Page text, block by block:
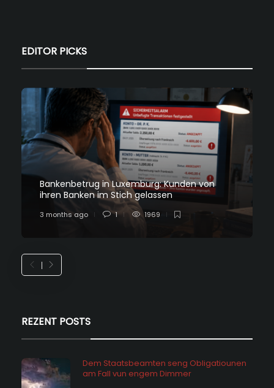
EDITOR PICKS
Bankenbetrug in Luxemburg: Kunden von
ihren Banken im Stich gelassen
3 months ago 1 1969
REZENT POSTS
Dem Staatsbeamten seng Obligatiounen
am Fall vun engem Dimmer